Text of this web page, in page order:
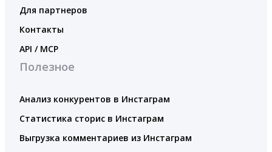
Для партнеров
Контакты
API / MCP
Полезное
Анализ конкурентов в Инстаграм
Статистика сторис в Инстаграм
Выгрузка комментариев из Инстаграм